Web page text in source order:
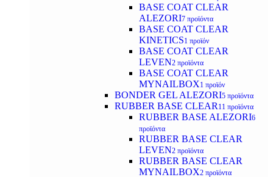
BASE COAT CLEAR
ALEZORI7 προϊόντα
BASE COAT CLEAR
KINETICS1 προϊόν
BASE COAT CLEAR
LEVEN2 προϊόντα
BASE COAT CLEAR
MYNAILBOX1 προϊόν
BONDER GEL ALEZORI5 προϊόντα
RUBBER BASE CLEAR 11 προϊόντα
RUBBER BASE ALEZORI6
προϊόντα
RUBBER BASE CLEAR
LEVEN2 προϊόντα
RUBBER BASE CLEAR
MYNAILBOX2 προϊόντα